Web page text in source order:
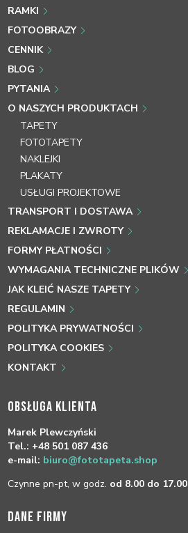
RAMKI
FOTOOBRAZY
CENNIK
BLOG
PYTANIA
O NASZYCH PRODUKTACH
TAPETY
FOTOTAPETY
NAKLEJKI
PLAKATY
USŁUGI PROJEKTOWE
TRANSPORT I DOSTAWA
REKLAMACJE I ZWROTY
FORMY PŁATNOŚCI
WYMAGANIA TECHNICZNE PLIKÓW
JAK KLEIĆ NASZE TAPETY
REGULAMIN
POLITYKA PRYWATNOŚCI
POLITYKA COOKIES
KONTAKT
OBSŁUGA KLIENTA
Marek Plewczyński
Tel.: +48 501 087 436
e-mail: biuro@fototapeta.shop
Czynne pn-pt, w godz. od 8.00 do 17.00
DANE FIRMY